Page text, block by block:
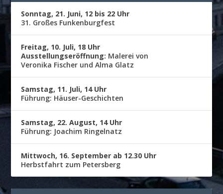
Sonntag, 21. Juni, 12 bis 22 Uhr
31. Großes Funkenburgfest
Freitag, 10. Juli, 18 Uhr
Ausstellungseröffnung: Malerei von
Veronika Fischer und Alma Glatz
Samstag, 11. Juli, 14 Uhr
Führung: Häuser-Geschichten
Samstag, 22. August, 14 Uhr
Führung: Joachim Ringelnatz
Mittwoch, 16. September ab 12.30 Uhr
Herbstfahrt zum Petersberg